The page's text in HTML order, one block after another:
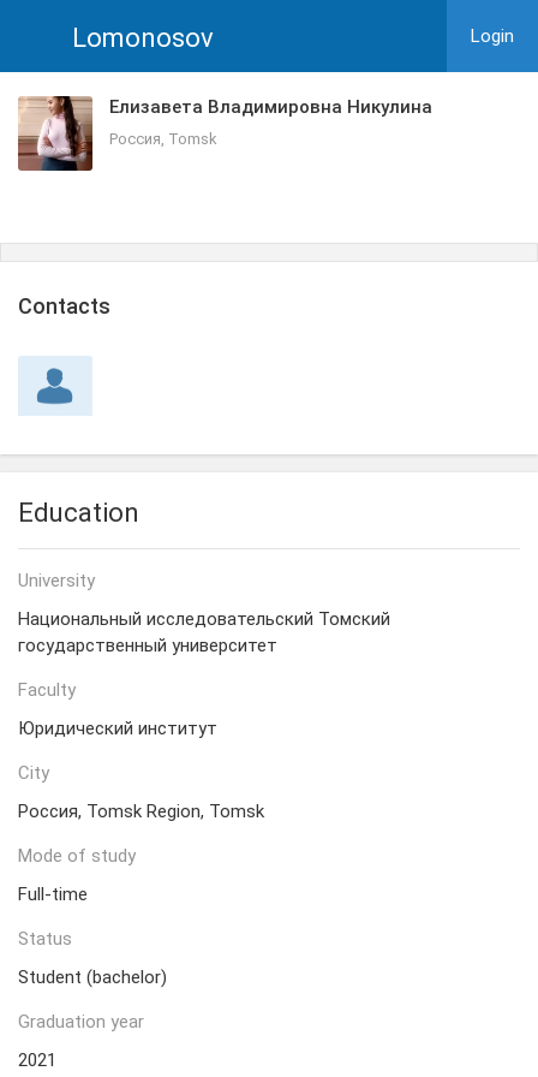
Lomonosov Login
Елизавета Владимировна Никулина
Россия, Tomsk
Сontacts
Education
University
Национальный исследовательский Томский
государственный университет
Faculty
Юридический институт
City
Россия, Tomsk Region, Tomsk
Mode of study
Full-time
Status
Student (bachelor)
Graduation year
2021